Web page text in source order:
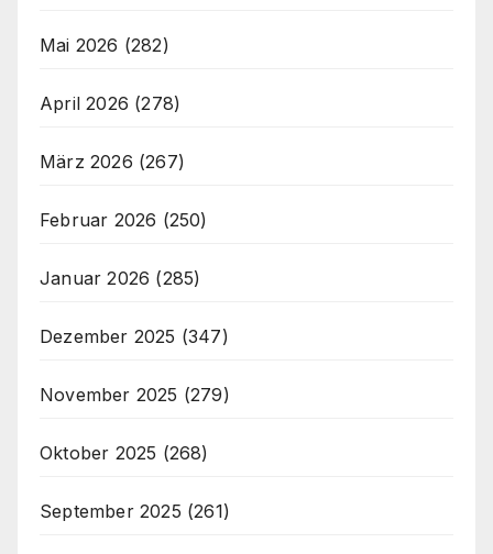
Mai 2026 (282)
April 2026 (278)
März 2026 (267)
Februar 2026 (250)
Januar 2026 (285)
Dezember 2025 (347)
November 2025 (279)
Oktober 2025 (268)
September 2025 (261)